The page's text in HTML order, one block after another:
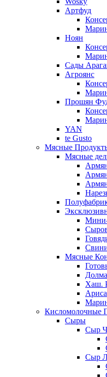
Артфуд
Ноян
Сады
Агроянс
Прошян
YAN
te Gusto
Мясные
Мясные
Мясные
Долма
Хаш.
Кисломолочные
Сыры
Сыр
Сыр